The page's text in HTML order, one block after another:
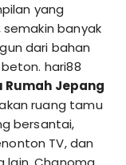
yang
semakin banyak
dari bahan
hari88
Rumah Jepang
ruang tamu
bersantai,
TV, dan